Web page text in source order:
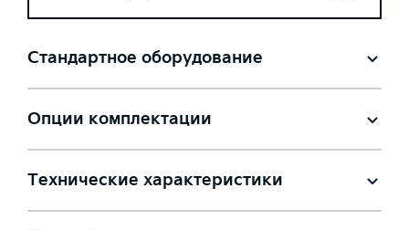
Стандартное оборудование
Опции комплектации
Технические характеристики